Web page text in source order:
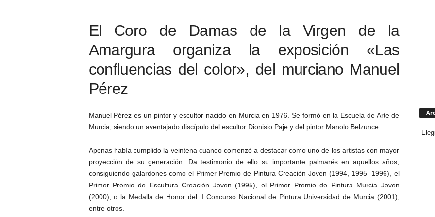
El Coro de Damas de la Virgen de la
Amargura organiza la exposición «Las
confluencias del color», del murciano Manuel
Pérez
Manuel Pérez es un pintor y escultor nacido en Murcia en 1976. Se formó en la Escuela de Arte de
Murcia, siendo un aventajado discípulo del escultor Dionisio Paje y del pintor Manolo Belzunce.
Apenas había cumplido la veintena cuando comenzó a destacar como uno de los artistas con mayor
proyección de su generación. Da testimonio de ello su importante palmarés en aquellos años,
consiguiendo galardones como el Primer Premio de Pintura Creación Joven (1994, 1995, 1996), el
Primer Premio de Escultura Creación Joven (1995), el Primer Premio de Pintura Murcia Joven
(2000), o la Medalla de Honor del II Concurso Nacional de Pintura Universidad de Murcia (2001),
entre otros.